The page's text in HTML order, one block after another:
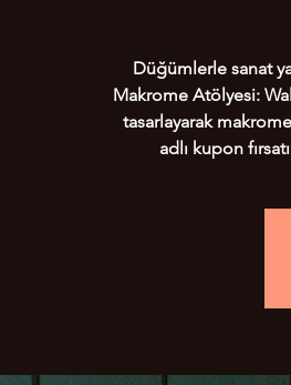
Düğümlerle sanat
Makrome Atölyesi:
tasarlayarak
adlı kupon